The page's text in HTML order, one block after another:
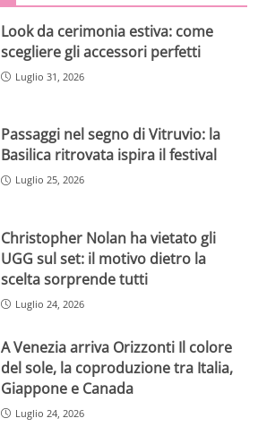
Look da cerimonia estiva: come
scegliere gli accessori perfetti
Luglio 31, 2026
Passaggi nel segno di Vitruvio: la
Basilica ritrovata ispira il festival
Luglio 25, 2026
Christopher Nolan ha vietato gli
UGG sul set: il motivo dietro la
scelta sorprende tutti
Luglio 24, 2026
A Venezia arriva Orizzonti Il colore
del sole, la coproduzione tra Italia,
Giappone e Canada
Luglio 24, 2026